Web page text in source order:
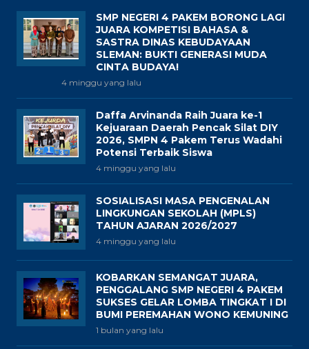
SMP NEGERI 4 PAKEM BORONG LAGI
JUARA KOMPETISI BAHASA &
SASTRA DINAS KEBUDAYAAN
SLEMAN: BUKTI GENERASI MUDA
CINTA BUDAYA!
4 minggu yang lalu
Daffa Arvinanda Raih Juara ke-1
Kejuaraan Daerah Pencak Silat DIY
2026, SMPN 4 Pakem Terus Wadahi
Potensi Terbaik Siswa
4 minggu yang lalu
SOSIALISASI MASA PENGENALAN
LINGKUNGAN SEKOLAH (MPLS)
TAHUN AJARAN 2026/2027
4 minggu yang lalu
KOBARKAN SEMANGAT JUARA,
PENGGALANG SMP NEGERI 4 PAKEM
SUKSES GELAR LOMBA TINGKAT I DI
BUMI PEREMAHAN WONO KEMUNING
1 bulan yang lalu